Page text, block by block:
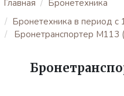
Главная
Бронетехника
Бронетехника в период с
Бронетранспортер